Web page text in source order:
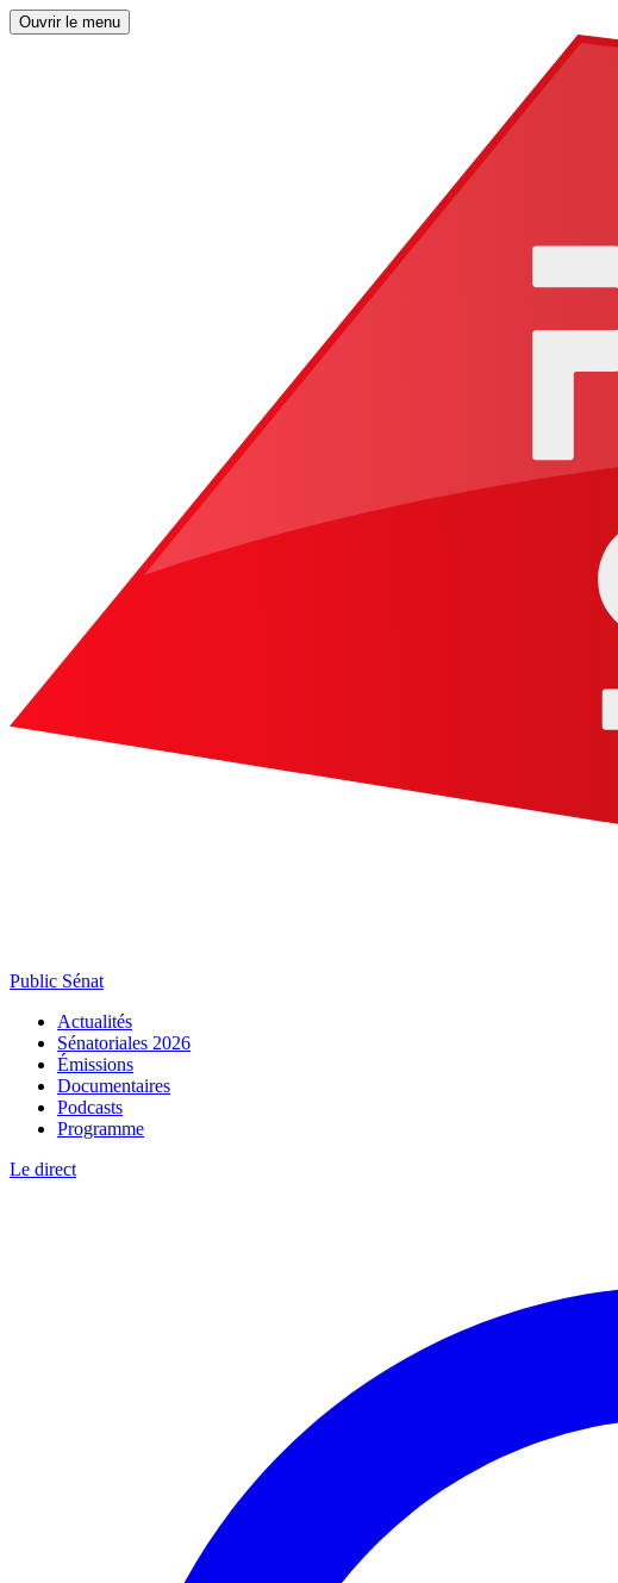
Ouvrir le menu
Public Sénat
Actualités
Sénatoriales 2026
Émissions
Documentaires
Podcasts
Programme
Le direct